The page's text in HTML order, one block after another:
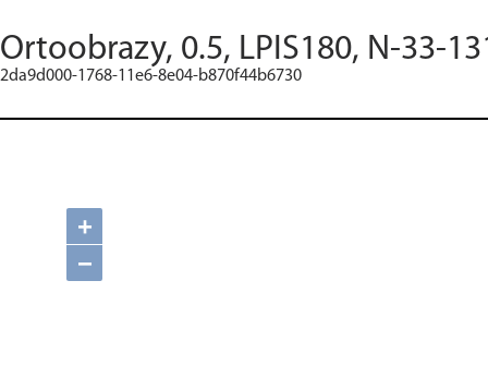
Ortoobrazy, 0.5, LPIS180, N-33-
2da9d000-1768-11e6-8e04-b870f44b6730
+
−